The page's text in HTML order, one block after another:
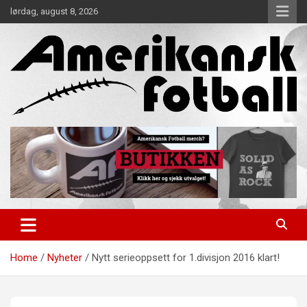
Skip
to
lørdag, august 8, 2026
Amerikansk Fotball
Home Nyheter Nytt serieoppsett for 1.divisjon 2016 klart!